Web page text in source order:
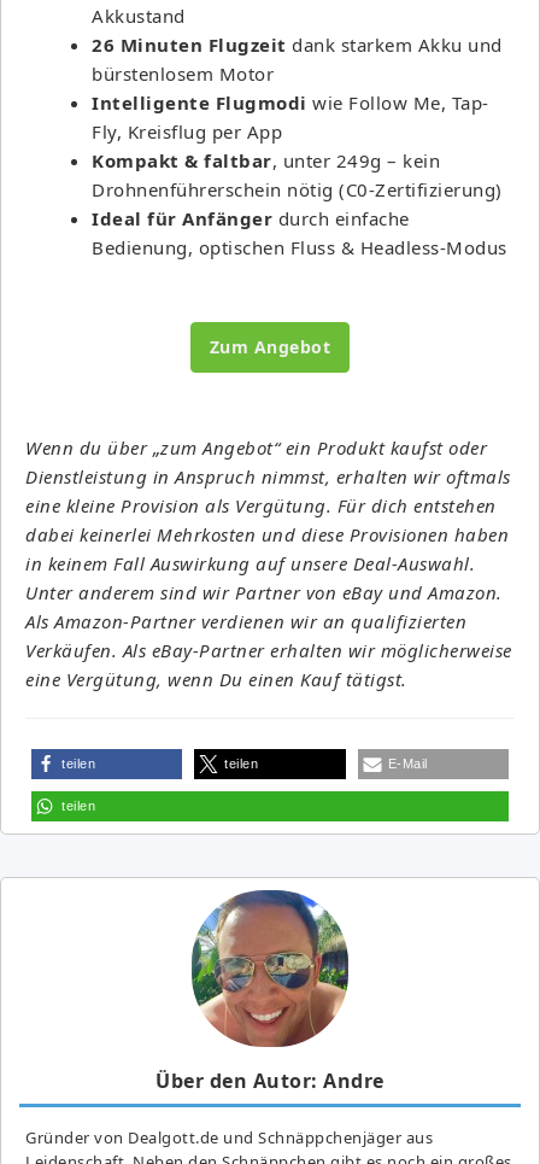
Akkustand
26 Minuten Flugzeit dank starkem Akku und
bürstenlosem Motor
Intelligente Flugmodi wie Follow Me, Tap-
Fly, Kreisflug per App
Kompakt & faltbar, unter 249g – kein
Drohnenführerschein nötig (C0-Zertifizierung)
Ideal für Anfänger durch einfache
Bedienung, optischen Fluss & Headless-Modus
Zum Angebot
Wenn du über „zum Angebot“ ein Produkt kaufst oder
Dienstleistung in Anspruch nimmst, erhalten wir oftmals
eine kleine Provision als Vergütung. Für dich entstehen
dabei keinerlei Mehrkosten und diese Provisionen haben
in keinem Fall Auswirkung auf unsere Deal-Auswahl.
Unter anderem sind wir Partner von eBay und Amazon.
Als Amazon-Partner verdienen wir an qualifizierten
Verkäufen. Als eBay-Partner erhalten wir möglicherweise
eine Vergütung, wenn Du einen Kauf tätigst.
teilen teilen E-Mail
teilen
Über den Autor: Andre
Gründer von Dealgott.de und Schnäppchenjäger aus